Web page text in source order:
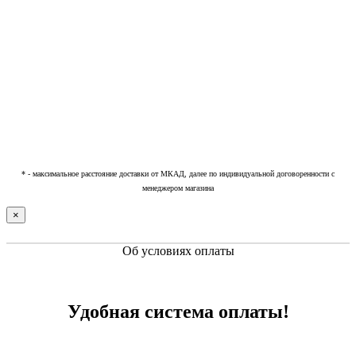
* - максимальное расстояние доставки от МКАД, далее по индивидуальной договоренности с
менеджером магазина
×
Об условиях оплаты
Удобная система оплаты!